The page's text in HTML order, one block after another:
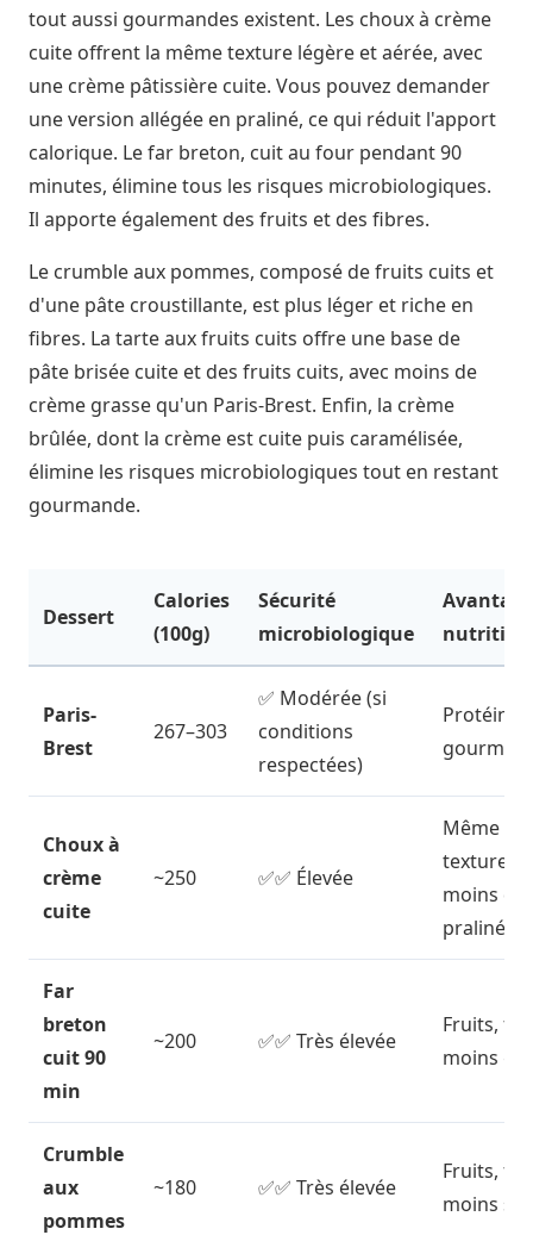
tout aussi gourmandes existent. Les choux à crème
cuite offrent la même texture légère et aérée, avec
une crème pâtissière cuite. Vous pouvez demander
une version allégée en praliné, ce qui réduit l'apport
calorique. Le far breton, cuit au four pendant 90
minutes, élimine tous les risques microbiologiques.
Il apporte également des fruits et des fibres.
Le crumble aux pommes, composé de fruits cuits et
d'une pâte croustillante, est plus léger et riche en
fibres. La tarte aux fruits cuits offre une base de
pâte brisée cuite et des fruits cuits, avec moins de
crème grasse qu'un Paris-Brest. Enfin, la crème
brûlée, dont la crème est cuite puis caramélisée,
élimine les risques microbiologiques tout en restant
gourmande.
Dessert
Calories
(100g)
Sécurité
microbiologique
Avantage
Paris-
Brest
267–303
✅ Modérée (si
conditions
respectées)
Protéines,
Choux à
crème
cuite
~250 ✅✅ Élevée
Même
texture,
moins de
praliné
Far
breton
cuit 90
min
~200 ✅✅ Très élevée
Fruits,
moins
Crumble
aux
pommes
~180 ✅✅ Très élevée
Fruits,
moins